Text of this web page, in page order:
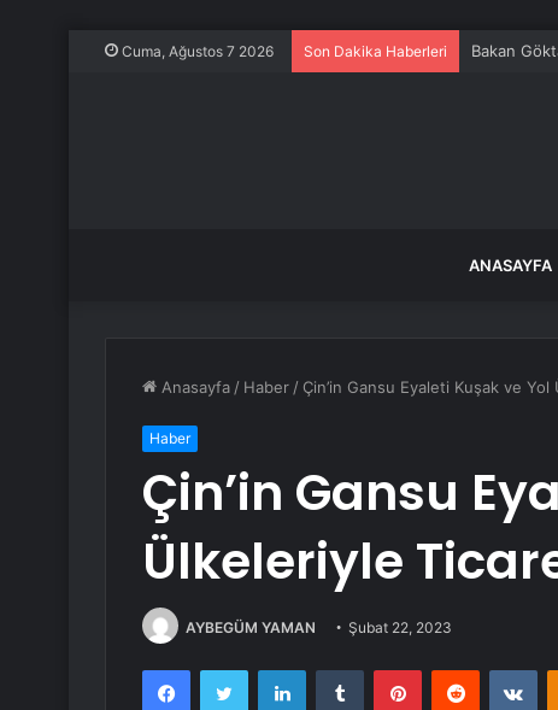
Cuma, Ağustos 7 2026 Son Dakika Haberleri Bakan
ANASAYFA
Anasayfa / Haber / Çin’in Gansu Eyaleti Kuşak ve
Haber
Çin’in Gansu
Ülkeleriyle
AYBEGÜM YAMAN Şubat 22, 2023
FacebookTwitter LinkedInTumblr PinterestReddit